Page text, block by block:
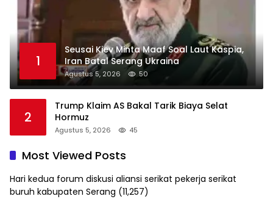
1
Seusai Kiev Minta Maaf Soal Laut Kaspia,
Iran Batal Serang Ukraina
Agustus 5, 2026 50
2
Trump Klaim AS Bakal Tarik Biaya Selat
Hormuz
Agustus 5, 2026 45
Most Viewed Posts
Hari kedua forum diskusi aliansi serikat pekerja serikat
buruh kabupaten Serang (11,257)